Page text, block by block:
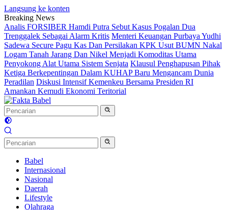
Langsung ke konten
Breaking News
Analis FORSIBER Hamdi Putra Sebut Kasus Pogalan Dua
Trenggalek Sebagai Alarm Kritis Menteri Keuangan Purbaya Yudhi
Sadewa Secure Pagu Kas Dan Persilakan KPK Usut BUMN Nakal
Logam Tanah Jarang Dan Nikel Menjadi Komoditas Utama
Penyokong Alat Utama Sistem Senjata Klausul Penghapusan Pihak
Ketiga Berkepentingan Dalam KUHAP Baru Mengancam Dunia
Peradilan Diskusi Intensif Kemenkeu Bersama Presiden RI
Amankan Kemudi Ekonomi Teritorial
Babel
Internasional
Nasional
Daerah
Lifestyle
Olahraga